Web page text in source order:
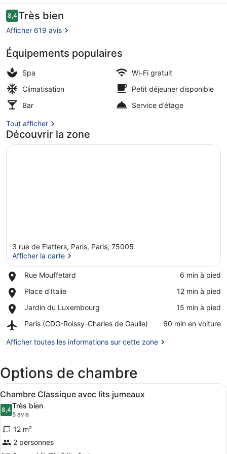
Paris
Quartier
Latin
Petit déjeuner buffet servi tous les
Avis
voyageurs
8,48,4 sur 10
Très bien
Afficher 619 avis
Équipements populaires
Spa
Wi-Fi gratuit
Climatisation
Petit déjeuner disponible
Bar
Service d’étage
Tout afficher
Découvrir la zone
3 rue de Flatters, Paris, Paris, 75005
Afficher la carte
Rue Mouffetard
Place,
Mouffetard
‪6 min à pied‬
Place d'Italie
Place,
d'Italie
‪12 min à pied‬
Jardin du Luxembourg
Place,
du
‪15 min à pied‬
Paris (CDG-Roissy-Charles de Gaulle)
Airport,
(CDG-
de
Gaulle)
‪60 min en voiture‬
Afficher toutes les informations sur cette zone
Options de chambre
Afficher
toutes
les
photos
pour
ce
Une chambre d’hôtel avec un
4
Chambre Classique avec lits jumeaux
8,48,4 sur 10
Très bien
5 avis
(5 avis)
12 m²
2 personnes